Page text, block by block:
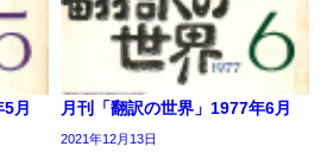
月 月刊「翻訳の世界」1977年6月
2021年12月13日